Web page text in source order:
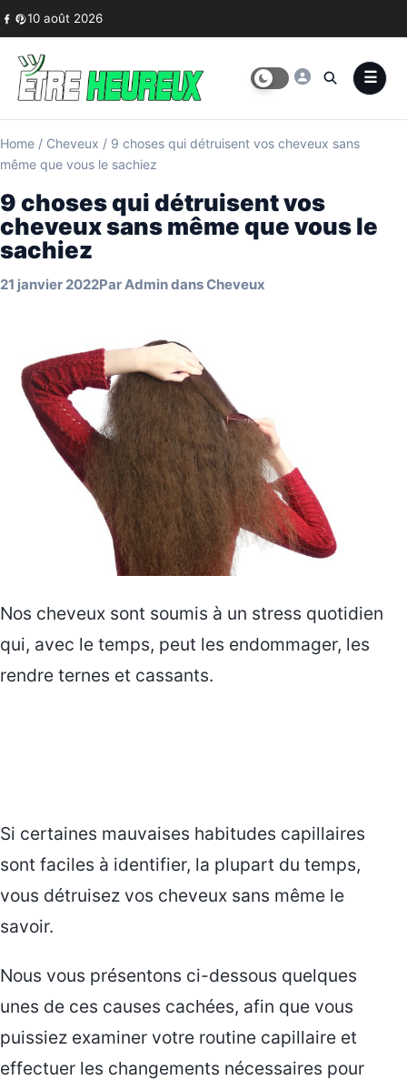
Skip to content
10 août 2026
Home / Cheveux / 9 choses qui détruisent vos cheveux sans
même que vous le sachiez
9 choses qui détruisent vos
cheveux sans même que vous le
sachiez
21 janvier 2022ParAdmindansCheveux
Nos cheveux sont soumis à un stress quotidien
qui, avec le temps, peut les endommager, les
rendre ternes et cassants.
Si certaines mauvaises habitudes capillaires
sont faciles à identifier, la plupart du temps,
vous détruisez vos cheveux sans même le
savoir.
Nous vous présentons ci-dessous quelques
unes de ces causes cachées, afin que vous
puissiez examiner votre routine capillaire et
effectuer les changements nécessaires pour